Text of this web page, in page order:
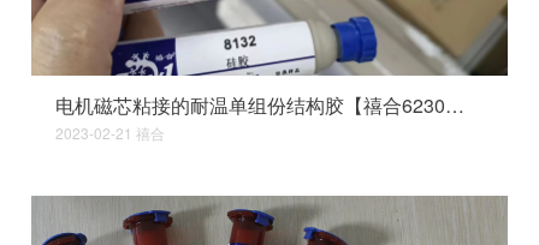
电机磁芯粘接的耐温单组份结构胶【禧合6230】,可替代乐泰332
2023-02-21 禧合